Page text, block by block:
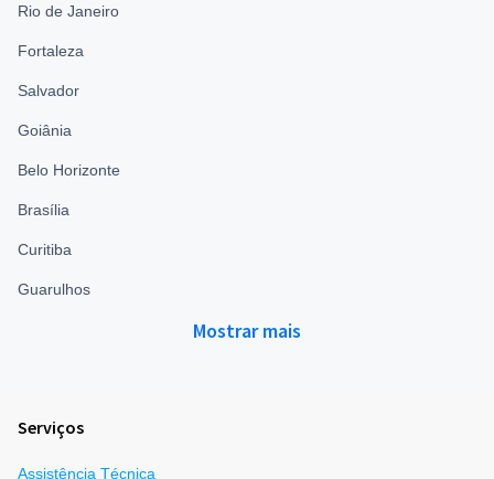
Rio de Janeiro
Fortaleza
Salvador
Goiânia
Belo Horizonte
Brasília
Curitiba
Guarulhos
Mostrar mais
Serviços
Assistência Técnica